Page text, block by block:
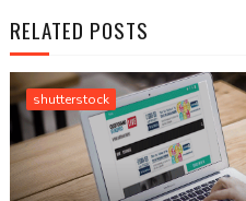
RELATED POSTS
shutterstock